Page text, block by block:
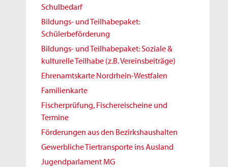
Schulbedarf
Bildungs- und Teilhabepaket:
Schülerbeförderung
Bildungs- und Teilhabepaket: Soziale &
kulturelle Teilhabe (z.B. Vereinsbeiträge)
Ehrenamtskarte Nordrhein-Westfalen
Familienkarte
Fischerprüfung, Fischereischeine und
Termine
Förderungen aus den Bezirkshaushalten
Gewerbliche Tiertransporte ins Ausland
Jugendparlament MG